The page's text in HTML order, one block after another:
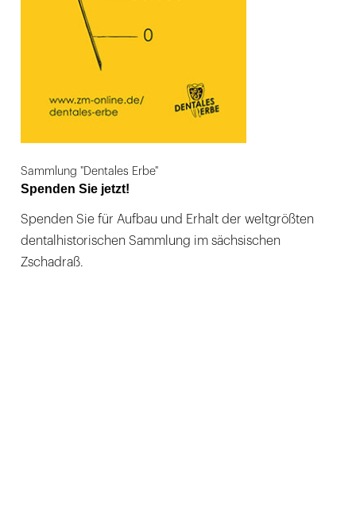
Sammlung "Dentales Erbe"
Spenden Sie jetzt!
Spenden Sie für Aufbau und Erhalt der weltgrößten
dentalhistorischen Sammlung im sächsischen
Zschadraß.